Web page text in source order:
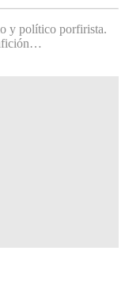
y político porfirista.